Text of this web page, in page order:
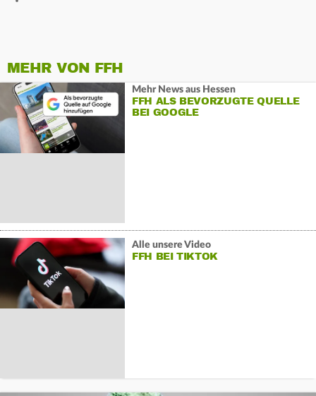
MEHR VON FFH
Mehr News aus Hessen
FFH ALS BEVORZUGTE QUELLE
BEI GOOGLE
Alle unsere Video
FFH BEI TIKTOK